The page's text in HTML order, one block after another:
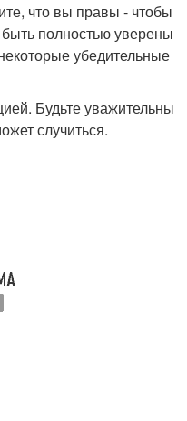
что вы правы - чтобы
полностью уверены
убедительные
Будьте уважительны
случиться.